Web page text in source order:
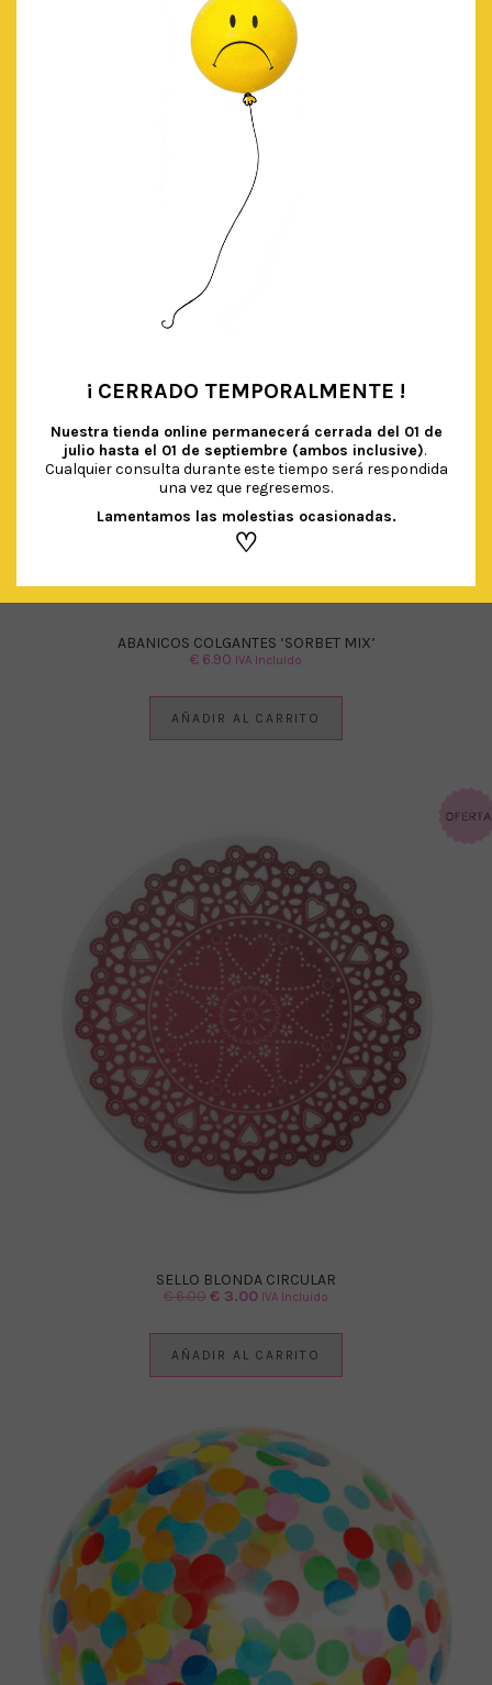
BOLAS NIDO DE ABEJA PASTEL
€7.90 IVA Incluido
AÑADIR AL CARRITO
ABANICOS COLGANTES ‘SORBET MIX’
€ 6.90 IVA Incluido
AÑADIR AL CARRITO
SELLO BLONDA CIRCULAR
€6.00El
€ 3.00ElIVA Incluido
AÑADIR AL CARRITO
¡ CERRADO TEMPORALMENTE !
Nuestra tienda online permanecerá cerrada del 01 de
julio hasta el 01 de septiembre (ambos inclusive).
Cualquier consulta durante este tiempo será respondida
una vez que regresemos.
Lamentamos las molestias ocasionadas.
♡